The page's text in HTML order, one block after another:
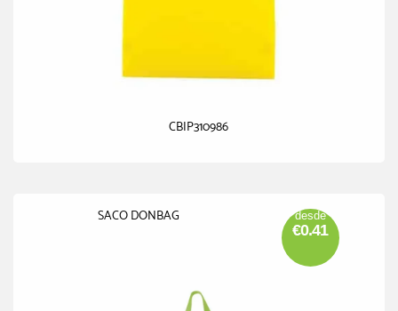
CBIP310986
SACO DONBAG desde
€0.41